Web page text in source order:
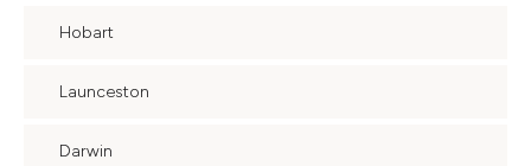
Hobart
Launceston
Darwin